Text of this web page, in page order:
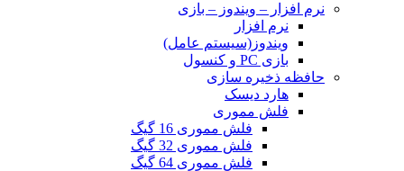
نرم افزار – ویندوز – بازی
نرم افزار
ویندوز(سیستم عامل)
بازی PC و کنسول
حافظه ذخیره سازی
هارد دیسک
فلش مموری
فلش مموری 16 گیگ
فلش مموری 32 گیگ
فلش مموری 64 گیگ